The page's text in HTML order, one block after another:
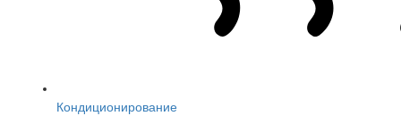
Кондиционирование